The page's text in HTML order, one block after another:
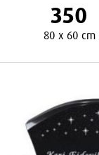
350
80 x 60 cm